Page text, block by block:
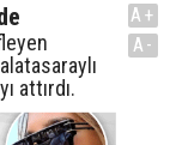
attırdı.
A+
A-